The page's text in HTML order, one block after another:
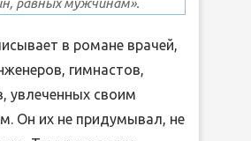
в романе врачей,
гимнастов,
увлеченных своим
Он их не придумывал, не